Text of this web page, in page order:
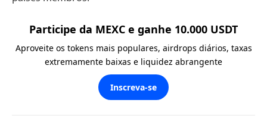
Participe da MEXC e ganhe 10.000 USDT
Aproveite os tokens mais populares, airdrops diários, taxas
extremamente baixas e liquidez abrangente
Inscreva-se